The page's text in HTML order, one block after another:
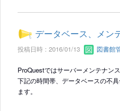
データベース、メン
投稿日時 : 2016/01/13 図書館
ProQuestではサーバーメンテナン
下記の時間帯、データベースの不
ます。